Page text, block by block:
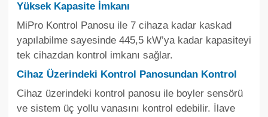
Yüksek Kapasite İmkanı
MiPro Kontrol Panosu ile 7 cihaza kadar kaskad
yapılabilme sayesinde 445,5 kW’ya kadar kapasiteyi
tek cihazdan kontrol imkanı sağlar.
Cihaz Üzerindeki Kontrol Panosundan Kontrol
Cihaz üzerindeki kontrol panosu ile boyler sensörü
ve sistem üç yollu vanasını kontrol edebilir. İlave